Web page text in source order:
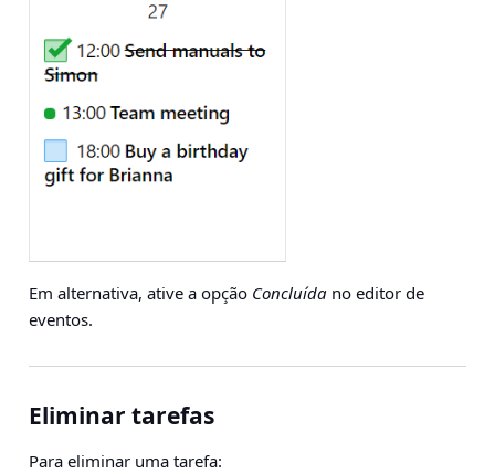
Em alternativa, ative a opção Concluída no editor de
eventos.
Eliminar tarefas
Para eliminar uma tarefa: